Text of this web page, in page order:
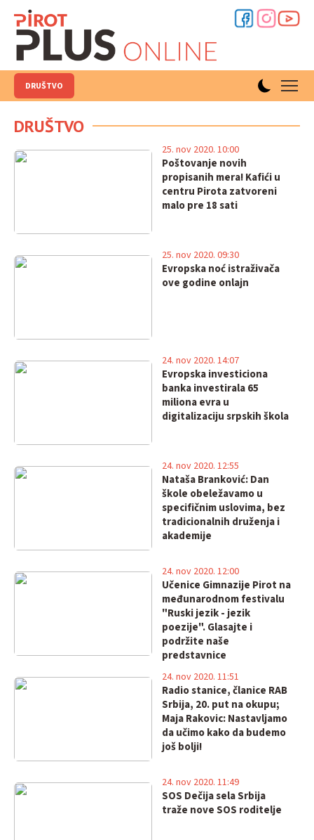
DRUŠTVO
DRUŠTVO
Poštovanje novih
propisanih mera! Kafići u
centru Pirota zatvoreni
malo pre 18 sati
25. nov 2020. 10:00
Evropska noć istraživača
ove godine onlajn
25. nov 2020. 09:30
Evropska investiciona
banka investirala 65
miliona evra u
digitalizaciju srpskih škola
24. nov 2020. 14:07
Nataša Branković: Dan
škole obeležavamo u
specifičnim uslovima, bez
tradicionalnih druženja i
akademije
24. nov 2020. 12:55
Učenice Gimnazije Pirot na
međunarodnom festivalu
"Ruski jezik - jezik
poezije". Glasajte i
podržite naše
predstavnice
24. nov 2020. 12:00
Radio stanice, članice RAB
Srbija, 20. put na okupu;
Maja Rakovic: Nastavljamo
da učimo kako da budemo
još bolji!
24. nov 2020. 11:51
SOS Dečija sela Srbija
traže nove SOS roditelje
24. nov 2020. 11:49